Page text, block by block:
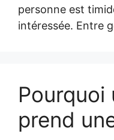
personne est
intéressée. Entre
Pourquoi
prend